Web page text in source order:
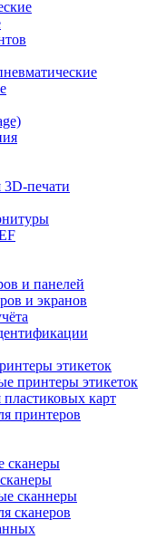
3D-печати
и панелей
и экранов
этикеток
принтеры этикеток
карт
принтеров
сканеры
сканнеры
сканеров